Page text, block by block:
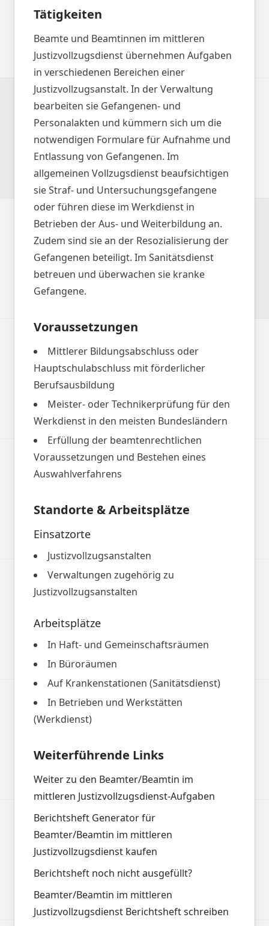
Tätigkeiten
Beamte und Beamtinnen im mittleren
Justizvollzugsdienst übernehmen Aufgaben
in verschiedenen Bereichen einer
Justizvollzugsanstalt. In der Verwaltung
bearbeiten sie Gefangenen- und
Personalakten und kümmern sich um die
notwendigen Formulare für Aufnahme und
Entlassung von Gefangenen. Im
allgemeinen Vollzugsdienst beaufsichtigen
sie Straf- und Untersuchungsgefangene
oder führen diese im Werkdienst in
Betrieben der Aus- und Weiterbildung an.
Zudem sind sie an der Resozialisierung der
Gefangenen beteiligt. Im Sanitätsdienst
betreuen und überwachen sie kranke
Gefangene.
Voraussetzungen
Mittlerer Bildungsabschluss oder
Hauptschulabschluss mit förderlicher
Berufsausbildung
Meister- oder Technikerprüfung für den
Werkdienst in den meisten Bundesländern
Erfüllung der beamtenrechtlichen
Voraussetzungen und Bestehen eines
Auswahlverfahrens
Standorte & Arbeitsplätze
Einsatzorte
Justizvollzugsanstalten
Verwaltungen zugehörig zu
Justizvollzugsanstalten
Arbeitsplätze
In Haft- und Gemeinschaftsräumen
In Büroräumen
Auf Krankenstationen (Sanitätsdienst)
In Betrieben und Werkstätten
(Werkdienst)
Weiterführende Links
Weiter zu den Beamter/Beamtin im
mittleren Justizvollzugsdienst-Aufgaben
Berichtsheft Generator für
Beamter/Beamtin im mittleren
Justizvollzugsdienst kaufen
Berichtsheft noch nicht ausgefüllt?
Beamter/Beamtin im mittleren
Justizvollzugsdienst Berichtsheft schreiben